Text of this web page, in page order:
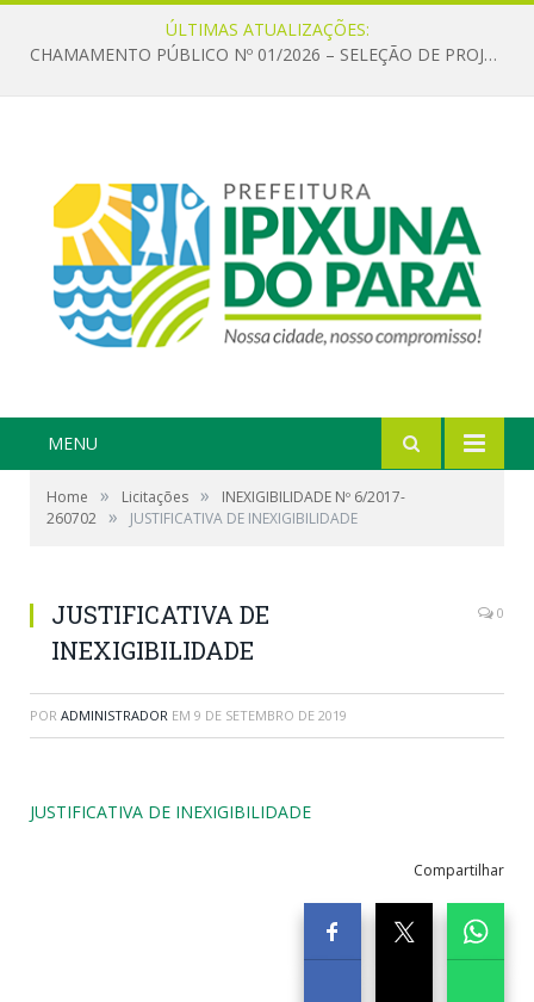
ÚLTIMAS ATUALIZAÇÕES:
CHAMAMENTO PÚBLICO Nº 01/2026 – SELEÇÃO DE PROJETOS PARA FIRMAR TERMO DE EXECUÇÃO CULTURAL COM RECURSOS DA POLÍTICA NACIONAL ALDIR BLANC DE FOMENTO À CULTURA – PNAB (LEI Nº 14.399/2022)
MENU
Home » Licitações »
INEXIGIBILIDADE Nº 6/2017-
260702 » JUSTIFICATIVA DE INEXIGIBILIDADE
JUSTIFICATIVA DE
INEXIGIBILIDADE
0
POR ADMINISTRADOR EM 9 DE SETEMBRO DE 2019
JUSTIFICATIVA DE INEXIGIBILIDADE
Compartilhar